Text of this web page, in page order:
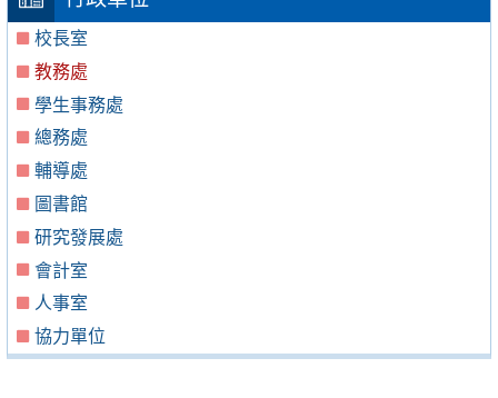
校長室
教務處
學生事務處
總務處
輔導處
圖書館
研究發展處
會計室
人事室
協力單位